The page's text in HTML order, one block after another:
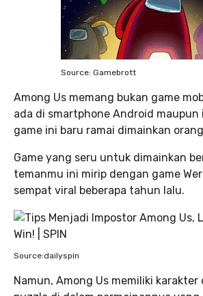
Source: Gamebrott
Among Us memang bukan game
ada di smartphone Android maupun
game ini baru ramai dimainkan
Game yang seru untuk dimainkan
temanmu ini mirip dengan game
sempat viral beberapa tahun lalu.
Source:dailyspin
Namun, Among Us memiliki karakter